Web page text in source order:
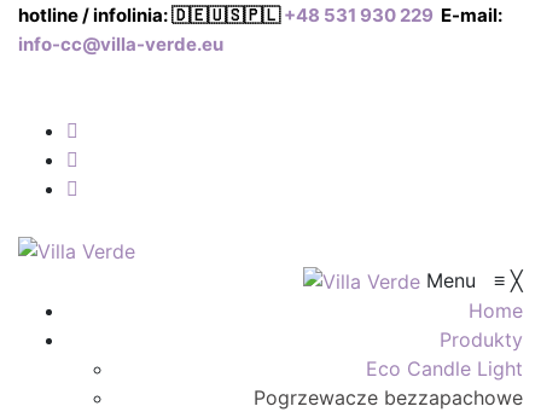
hotline / infolinia: 🇩🇪🇺🇸🇵🇱+48 531 930 229 E-mail:
info-cc@villa-verde.eu
Menu ≡ ╳
Home
Produkty
Eco Candle Light
Pogrzewacze bezzapachowe